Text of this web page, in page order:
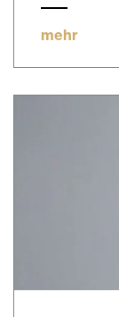
mehr